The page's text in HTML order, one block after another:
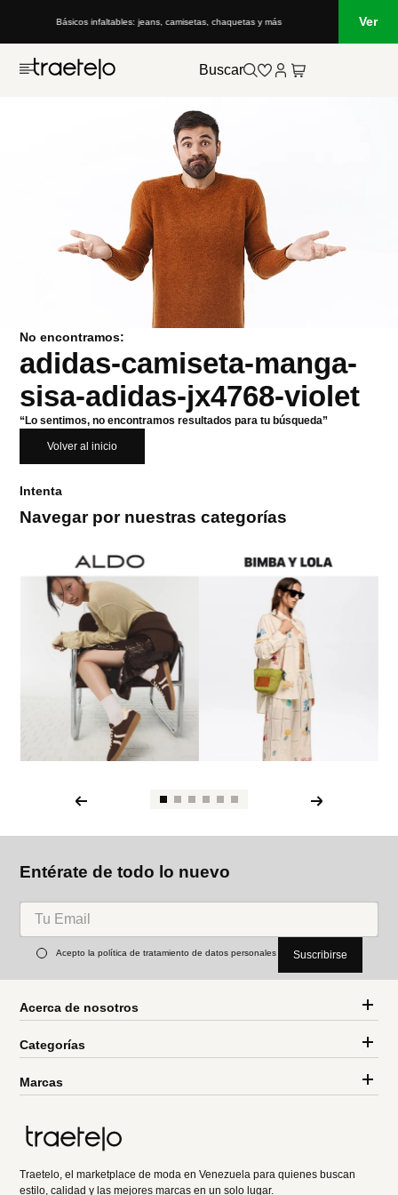
Básicos infaltables: jeans, camisetas, chaquetas y más Ver
Buscar
No encontramos:
adidas-camiseta-manga-
sisa-adidas-jx4768-violet
“Lo sentimos, no encontramos resultados para tu búsqueda”
Volver al inicio
Intenta
Navegar por nuestras categorías
Entérate de todo lo nuevo
Acepto la política de tratamiento de datos personales Suscribirse
Acerca de nosotros
Categorías
Marcas
Traetelo, el marketplace de moda en Venezuela para quienes buscan
estilo, calidad y las mejores marcas en un solo lugar.